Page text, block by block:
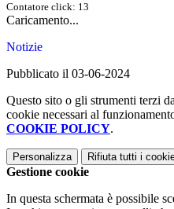
Contatore click: 13
Caricamento...
Notizie
Pubblicato il 03-06-2024
Questo sito o gli strumenti terzi
cookie necessari al
COOKIE POLICY.
Personalizza Rifiuta tutti i
Gestione cookie
In questa schermata è possibile